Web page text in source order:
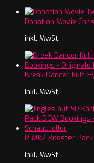
Donation Movie Chris
inkl. MwSt.
Break Dancer Kult-
inkl. MwSt.
R-Mk2 Booster
inkl. MwSt.